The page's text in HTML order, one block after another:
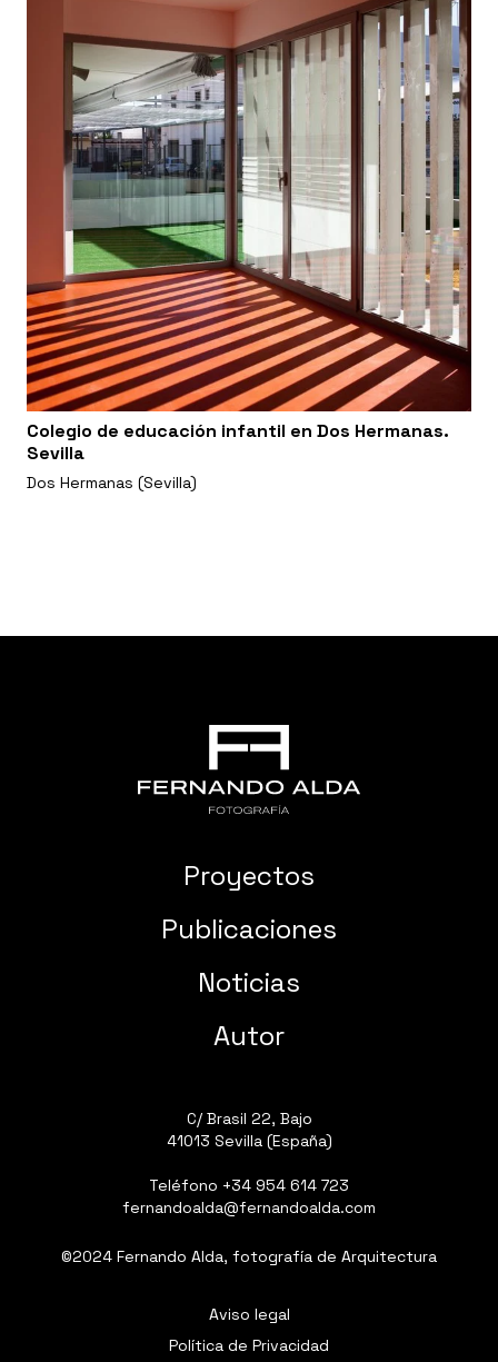
Colegio de educación infantil en Dos Hermanas.
Sevilla
Dos Hermanas (Sevilla)
Proyectos
Publicaciones
Noticias
Autor
C/ Brasil 22, Bajo
41013 Sevilla (España)
Teléfono +34 954 614 723
fernandoalda@fernandoalda.com
©2024 Fernando Alda, fotografía de Arquitectura
Aviso legal
Política de Privacidad